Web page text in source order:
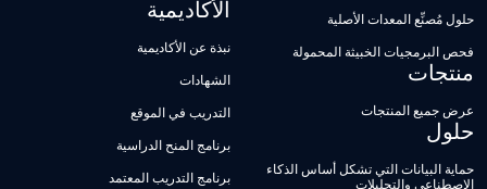
حلول مُصنِّع المعدات الأصلية
فحص البرمجيات الخبيثة المحمولة
منتجات
عرض جميع المنتجات
حلول
حماية البيانات التي تشكل أساس الذكاء
الاصطناعي والتحليلات
الأكاديمية
نبذة عن الأكاديمية
الشهادات
التدريب في الموقع
برنامج المنح الدراسية
برنامج التدريب المعتمد